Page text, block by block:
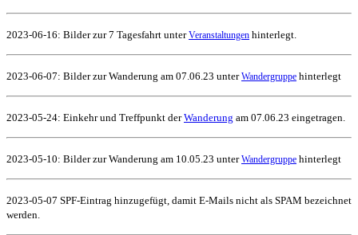
2023-06-16: Bilder zur 7 Tagesfahrt unterVeranstaltungen hinterlegt.
2023-06-07: Bilder zur Wanderung am 07.06.23 unterWandergruppe hinterlegt
2023-05-24: Einkehr und Treffpunkt derWanderung am 07.06.23 eingetragen.
2023-05-10: Bilder zur Wanderung am 10.05.23 unterWandergruppe hinterlegt
2023-05-07 SPF-Eintrag hinzugefügt, damit E-Mails nicht als SPAM bezeichnet
werden.